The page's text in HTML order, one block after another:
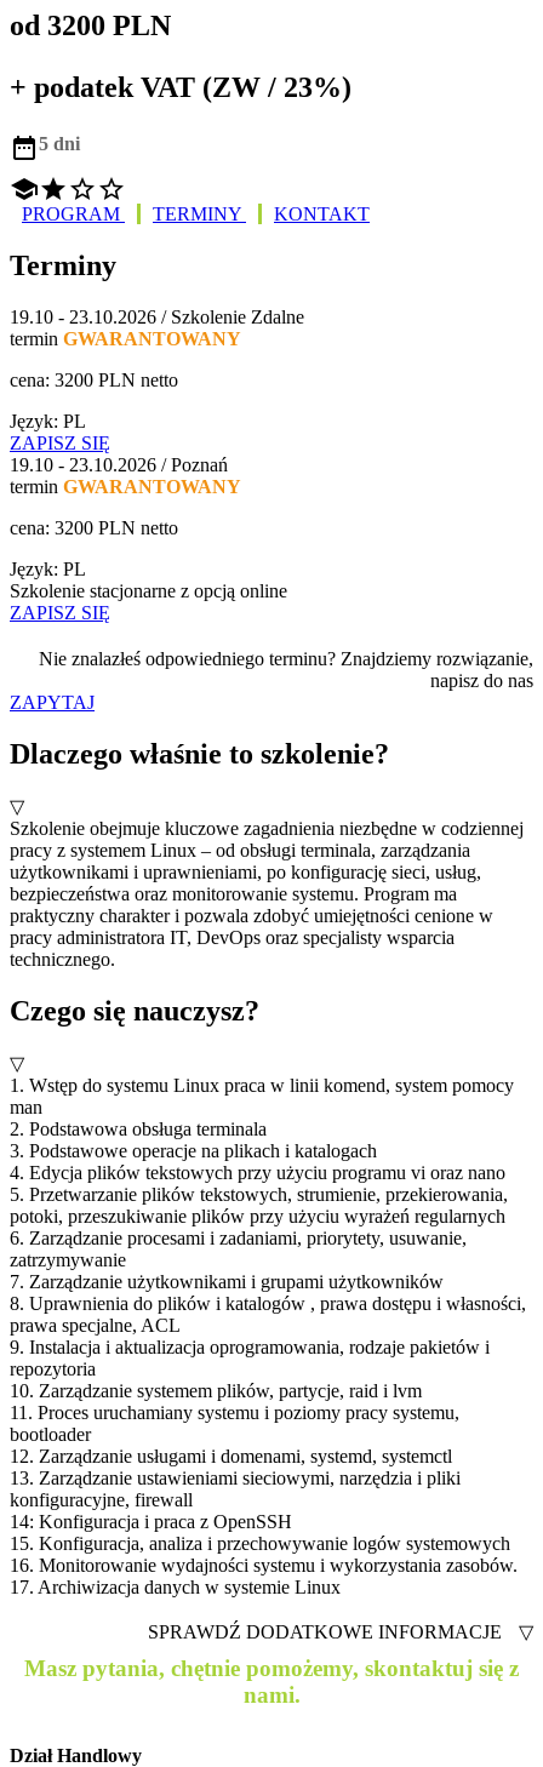
od 3200 PLN
+ podatek VAT (ZW / 23%)
5 dni

PROGRAM TERMINY KONTAKT
Terminy
19.10 - 23.10.2026 / Szkolenie Zdalne
termin GWARANTOWANY
cena: 3200 PLN netto
Język: PL
ZAPISZ SIĘ
19.10 - 23.10.2026 / Poznań
termin GWARANTOWANY
cena: 3200 PLN netto
Język: PL
Szkolenie stacjonarne z opcją online
ZAPISZ SIĘ
Nie znalazłeś odpowiedniego terminu? Znajdziemy rozwiązanie,
napisz do nas
ZAPYTAJ
Dlaczego właśnie to szkolenie?
▽
Szkolenie obejmuje kluczowe zagadnienia niezbędne w codziennej
pracy z systemem Linux – od obsługi terminala, zarządzania
użytkownikami i uprawnieniami, po konfigurację sieci, usług,
bezpieczeństwa oraz monitorowanie systemu. Program ma
praktyczny charakter i pozwala zdobyć umiejętności cenione w
pracy administratora IT, DevOps oraz specjalisty wsparcia
technicznego.
Czego się nauczysz?
▽
1. Wstęp do systemu Linux praca w linii komend, system pomocy
man
2. Podstawowa obsługa terminala
3. Podstawowe operacje na plikach i katalogach
4. Edycja plików tekstowych przy użyciu programu vi oraz nano
5. Przetwarzanie plików tekstowych, strumienie, przekierowania,
potoki, przeszukiwanie plików przy użyciu wyrażeń regularnych
6. Zarządzanie procesami i zadaniami, priorytety, usuwanie,
zatrzymywanie
7. Zarządzanie użytkownikami i grupami użytkowników
8. Uprawnienia do plików i katalogów , prawa dostępu i własności,
prawa specjalne, ACL
9. Instalacja i aktualizacja oprogramowania, rodzaje pakietów i
repozytoria
10. Zarządzanie systemem plików, partycje, raid i lvm
11. Proces uruchamiany systemu i poziomy pracy systemu,
bootloader
12. Zarządzanie usługami i domenami, systemd, systemctl
13. Zarządzanie ustawieniami sieciowymi, narzędzia i pliki
konfiguracyjne, firewall
14: Konfiguracja i praca z OpenSSH
15. Konfiguracja, analiza i przechowywanie logów systemowych
16. Monitorowanie wydajności systemu i wykorzystania zasobów.
17. Archiwizacja danych w systemie Linux
SPRAWDŹ DODATKOWE INFORMACJE ▽
Masz pytania, chętnie pomożemy, skontaktuj się z
nami.
Dział Handlowy